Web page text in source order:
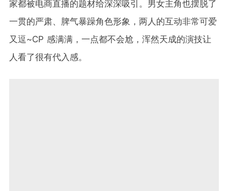
家都被电商直播的题材给深深吸引。男女主角也摆脱了
一贯的严肃、脾气暴躁角色形象，两人的互动非常可爱
又逗~CP 感满满，一点都不会尬，浑然天成的演技让
人看了很有代入感。